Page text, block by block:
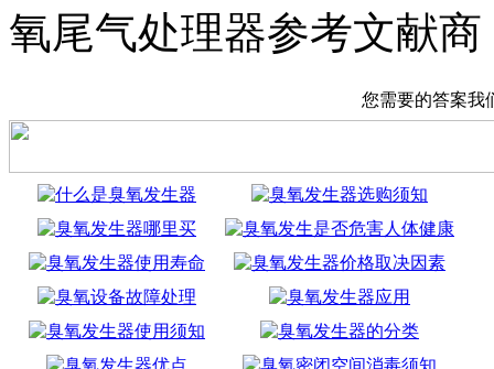
氧尾气处理器参考文献商
您需要的答案我